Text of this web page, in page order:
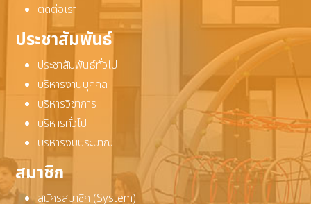
ติดต่อเรา
ประชาสัมพันธ์
ประชาสัมพันธ์ทั่วไป
บริหารงานบุคคล
บริหารวิชาการ
บริหารทั่วไป
บริหารงบประมาณ
สมาชิก
สมัครสมาชิก (System)